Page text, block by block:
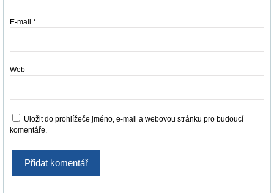
E-mail *
Web
Uložit do prohlížeče jméno, e-mail a webovou stránku pro budoucí
komentáře.